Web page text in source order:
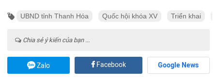
UBND tỉnh Thanh Hóa Quốc hội khóa XV Triển khai
Chia sẻ ý kiến của bạn ...
Zalo Facebook Google News